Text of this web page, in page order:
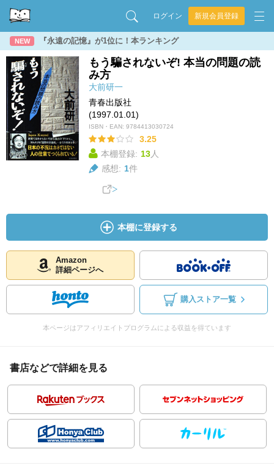
ログイン 新規会員登録
NEW 『永遠の記憶』が1位に！本ランキング
もう騙されないぞ! 本当の問題の読
み方
大前研一
青春出版社
(1997.01.01)
ISBN・EAN: 9784413030724
3.25
本棚登録: 13人
感想: 1件
本棚に登録する
Amazon
詳細ページへ
購入ストア一覧
本ページはアフィリエイトプログラムによる収益を得ています
書店などで詳細を見る